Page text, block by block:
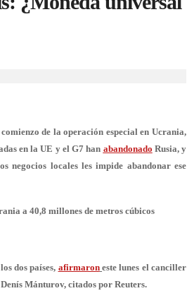
de la operación especial en Ucrania,
en la UE y el G7 han abandonado Rusia, y
negocios locales les impide abandonar ese
a 40,8 millones de metros cúbicos
dos países, afirmaron este lunes el canciller
Mánturov, citados por Reuters.